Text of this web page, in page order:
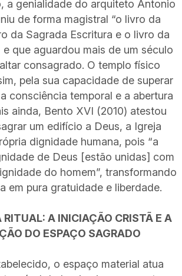
a genialidade do arquiteto Antonio
de forma magistral “o livro da
da Sagrada Escritura e o livro da
e que aguardou mais de um século
consagrado. O templo físico
pela sua capacidade de superar
consciência temporal e a abertura
ainda, Bento XVI (2010) atestou
um edifício a Deus, a Igreja
dignidade humana, pois “a
de Deus [estão unidas] com
do homem”, transformando
em pura gratuidade e liberdade.
A INICIAÇÃO CRISTÃ E A
DO ESPAÇO SAGRADO
o espaço material atua